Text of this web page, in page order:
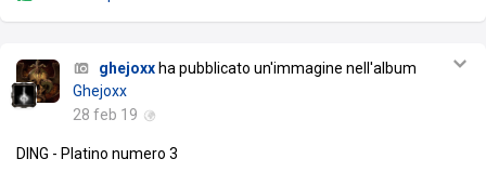
ghejoxx ha pubblicato un'immagine nell'album
Ghejoxx
28 feb 19
DING - Platino numero 3